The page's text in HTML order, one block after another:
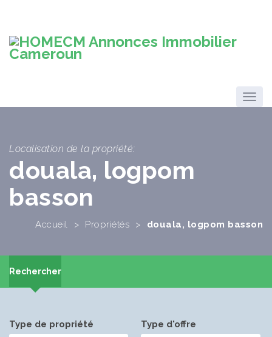
Localisation de la propriété:
douala, logpom
basson
Accueil > Propriétés > douala, logpom basson
Rechercher
Type de propriété Type d'offre